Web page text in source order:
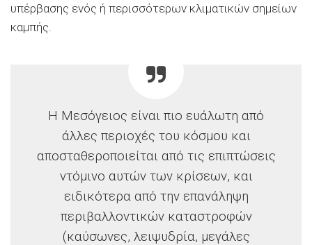
υπέρβασης ενός ή περισσότερων κλιματικών σημείων
καμπής.
Η Μεσόγειος είναι πιο ευάλωτη από
άλλες περιοχές του κόσμου και
αποσταθεροποιείται από τις επιπτώσεις
ντόμινο αυτών των κρίσεων, και
ειδικότερα από την επανάληψη
περιβαλλοντικών καταστροφών
(καύσωνες, λειψυδρία, μεγάλες